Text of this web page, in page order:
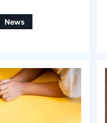
News